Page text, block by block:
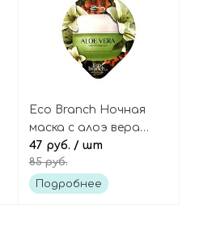
Eco Branch Ночная
маска с алоэ вера
увлажняющая (мини-
капсула), Aloe Vera
Moist Sleeping Mask
47 руб. / шт
85 руб.
Подробнее